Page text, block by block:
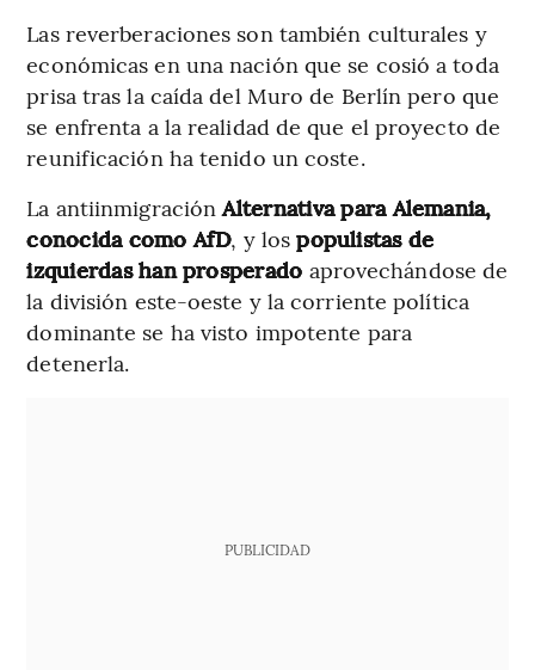
Las reverberaciones son también culturales y
económicas en una nación que se cosió a toda
prisa tras la caída del Muro de Berlín pero que
se enfrenta a la realidad de que el proyecto de
reunificación ha tenido un coste.
La antiinmigraciónAlternativa para Alemania,
conocida como AfD, y lospopulistas de
izquierdas han prosperado aprovechándose de
la división este-oeste y la corriente política
dominante se ha visto impotente para
detenerla.
PUBLICIDAD